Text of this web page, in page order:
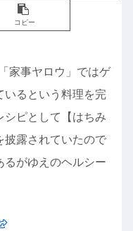
コピー
家事ヤロウ」ではゲ
いるという料理を完
シピとして【はちみ
披露されていたので
るがゆえのヘルシー